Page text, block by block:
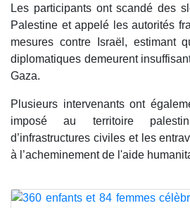
Les participants ont scandé des
Palestine et appelé les autorités
mesures contre Israël, estimant
diplomatiques demeurent
Gaza.
Plusieurs intervenants ont
imposé au territoire
d’infrastructures civiles et les
à l’acheminement de l'aide